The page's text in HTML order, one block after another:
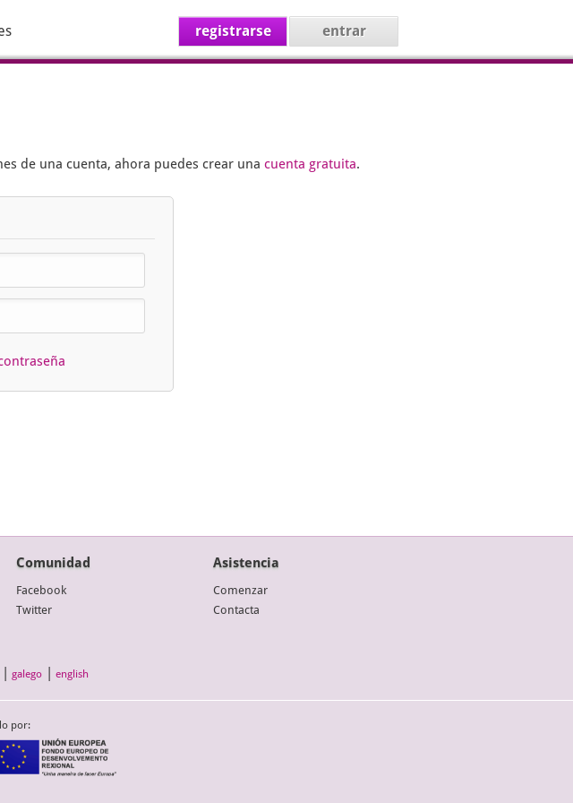
registrarse entrar
de una cuenta, ahora puedes crear una cuenta gratuita.
Comunidad
Facebook
Twitter
Asistencia
Comenzar
Contacta
galego english
por: